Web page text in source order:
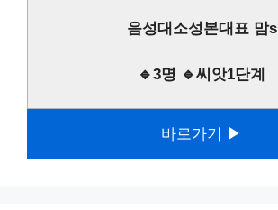
음성대소성본대표 맘s
🔹3명 🔹씨앗1단계
바로가기 ▶